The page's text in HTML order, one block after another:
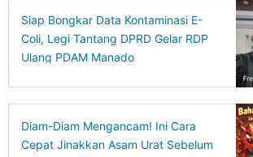
Siap Bongkar Data Kontaminasi E-
Coli, Legi Tantang DPRD Gelar RDP
Ulang PDAM Manado
Diam-Diam Mengancam! Ini Cara
Cepat Jinakkan Asam Urat Sebelum